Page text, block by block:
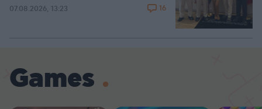
07.08.2026, 13:23 16
Games